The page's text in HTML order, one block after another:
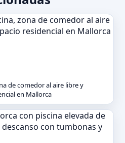
de comedor al aire libre y
en Mallorca